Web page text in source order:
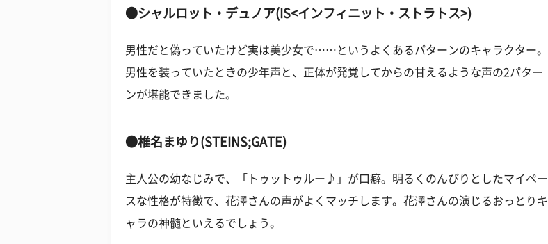
●シャルロット・デュノア(IS<インフィニット・ストラトス>)
男性だと偽っていたけど実は美少女で……というよくあるパターンのキャラクター。
男性を装っていたときの少年声と、正体が発覚してからの甘えるような声の2パター
ンが堪能できました。
●椎名まゆり(STEINS;GATE)
主人公の幼なじみで、「トゥットゥルー♪」が口癖。明るくのんびりとしたマイペー
スな性格が特徴で、花澤さんの声がよくマッチします。花澤さんの演じるおっとりキ
ャラの神髄といえるでしょう。